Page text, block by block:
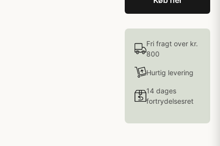
Fri fragt over kr.
800
Hurtig levering
14 dages
fortrydelsesret